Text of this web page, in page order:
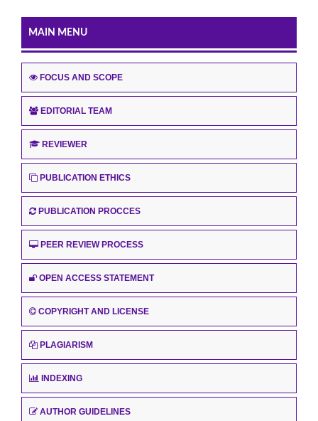
MAIN MENU
FOCUS AND SCOPE
EDITORIAL TEAM
REVIEWER
PUBLICATION ETHICS
PUBLICATION PROCCES
PEER REVIEW PROCESS
OPEN ACCESS STATEMENT
COPYRIGHT AND LICENSE
PLAGIARISM
INDEXING
AUTHOR GUIDELINES